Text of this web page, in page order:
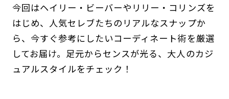
今回はヘイリー・ビーバーやリリー・コリンズを
はじめ、人気セレブたちのリアルなスナップか
ら、今すぐ参考にしたいコーディネート術を厳選
してお届け。足元からセンスが光る、大人のカジ
ュアルスタイルをチェック！